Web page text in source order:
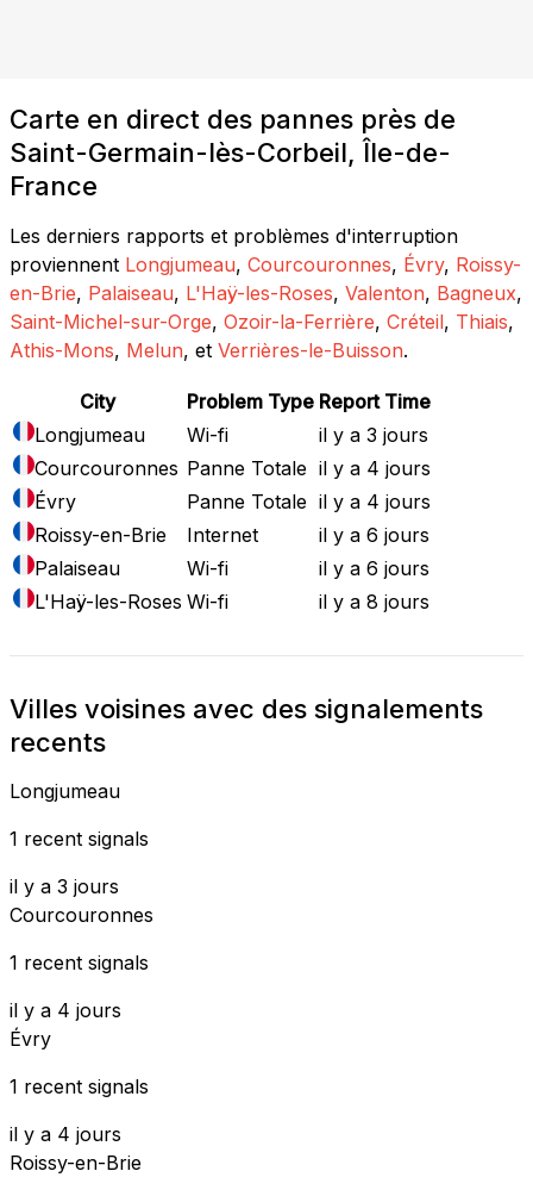
Carte en direct des pannes près de
Saint-Germain-lès-Corbeil, Île-de-
France
Les derniers rapports et problèmes d'interruption
proviennent Longjumeau, Courcouronnes, Évry, Roissy-
en-Brie, Palaiseau, L'Haÿ-les-Roses, Valenton, Bagneux,
Saint-Michel-sur-Orge, Ozoir-la-Ferrière, Créteil, Thiais,
Athis-Mons, Melun, et Verrières-le-Buisson.
City Problem Type Report Time
Longjumeau
Wi-fi
il y a 3 jours
Courcouronnes Panne Totale il y a 4 jours
Évry
Panne Totale il y a 4 jours
Roissy-en-Brie
Internet
il y a 6 jours
Palaiseau
Wi-fi
il y a 6 jours
L'Haÿ-les-Roses Wi-fi il y a 8 jours
Villes voisines avec des signalements
recents
Longjumeau
1 recent signals
il y a 3 jours
Courcouronnes
1 recent signals
il y a 4 jours
Évry
1 recent signals
il y a 4 jours
Roissy-en-Brie